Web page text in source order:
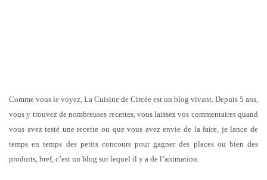
Comme vous le voyez, La Cuisine de Circée est un blog vivant. Depuis 5 ans,
vous y trouvez de nombreuses recettes, vous laissez vos commentaires quand
vous avez testé une recette ou que vous avez envie de la faire, je lance de
temps en temps des petits concours pour gagner des places ou bien des
produits, bref, c’est un blog sur lequel il y a de l’animation.